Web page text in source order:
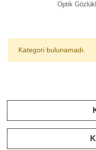
Optik
Kategori bulunamadı.